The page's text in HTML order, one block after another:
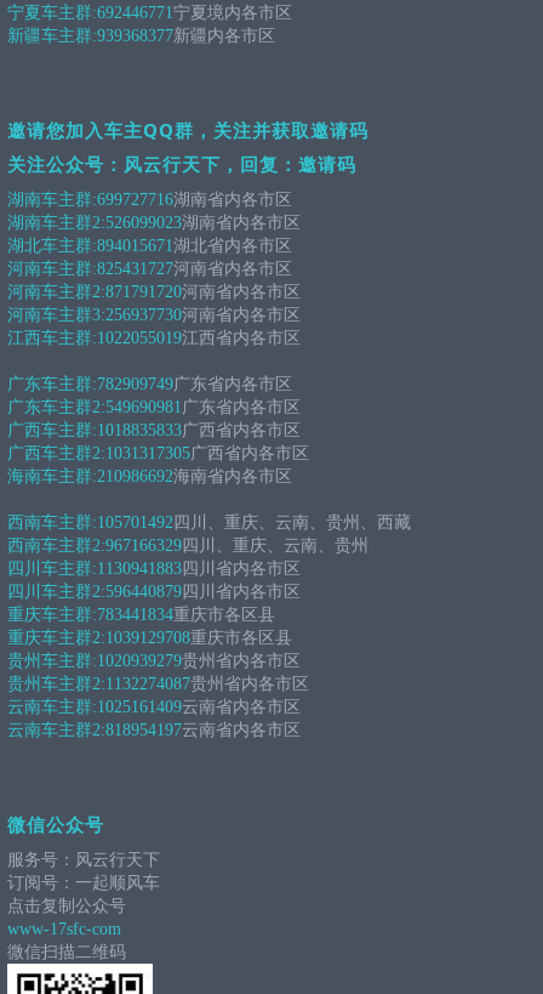
宁夏车主群:692446771宁夏境内各市区
新疆车主群:939368377新疆内各市区
邀请您加入车主QQ群，关注并获取邀请码
关注公众号：风云行天下，回复：邀请码
湖南车主群:699727716湖南省内各市区
湖南车主群2:526099023湖南省内各市区
湖北车主群:894015671湖北省内各市区
河南车主群:825431727河南省内各市区
河南车主群2:871791720河南省内各市区
河南车主群3:256937730河南省内各市区
江西车主群:1022055019江西省内各市区
广东车主群:782909749广东省内各市区
广东车主群2:549690981广东省内各市区
广西车主群:1018835833广西省内各市区
广西车主群2:1031317305广西省内各市区
海南车主群:210986692海南省内各市区
西南车主群:105701492 四川、重庆、云南、贵州、西藏
西南车主群2:967166329 四川、重庆、云南、贵州
四川车主群:1130941883 四川省内各市区
四川车主群2:596440879 四川省内各市区
重庆车主群:783441834重庆市各区县
重庆车主群2:1039129708重庆市各区县
贵州车主群:1020939279贵州省内各市区
贵州车主群2:1132274087贵州省内各市区
云南车主群:1025161409云南省内各市区
云南车主群2:818954197云南省内各市区
微信公众号
服务号：风云行天下
订阅号：一起顺风车
点击复制公众号
www-17sfc-com
微信扫描二维码